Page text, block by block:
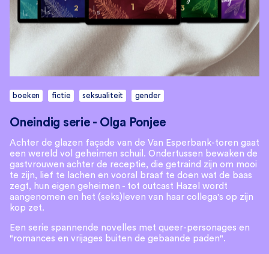
boeken fictie seksualiteit gender
Oneindig serie - Olga Ponjee
Achter de glazen façade van de Van Esperbank-toren gaat
een wereld vol geheimen schuil. Ondertussen bewaken de
gastvrouwen achter de receptie, die getraind zijn om mooi
te zijn, lief te lachen en vooral braaf te doen wat de baas
zegt, hun eigen geheimen - tot outcast Hazel wordt
aangenomen en het (seks)leven van haar collega's op zijn
kop zet.
Een serie spannende novelles met queer-personages en
"romances en vrijages buiten de gebaande paden".